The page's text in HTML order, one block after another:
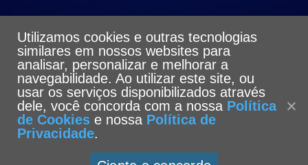
Utilizamos cookies e outras tecnologias
similares em nossos websites para
analisar, personalizar e melhorar a
navegabilidade. Ao utilizar este site, ou
usar os serviços disponibilizados através
dele, você concorda com a nossa Política
de Cookies e nossa Política de
Privacidade.